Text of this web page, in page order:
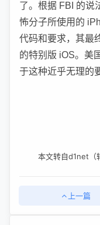
了。根据 FBI 的说
怖分子所使用的
代码和要求，其最
的特别版 iOS。美
于这种近乎无理的
本文转自d1net（
上一篇